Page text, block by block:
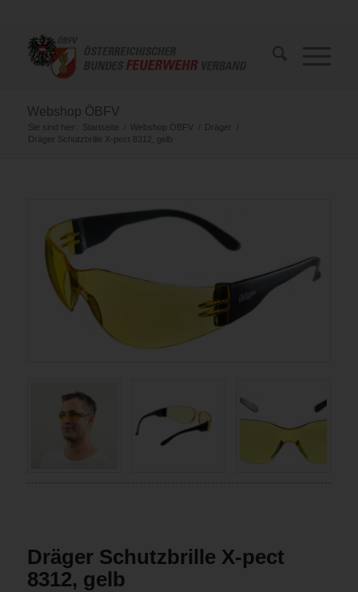
Webshop ÖBFV
Sie sind hier: Startseite / Webshop ÖBFV / Dräger
/
Dräger Schutzbrille X-pect 8312, gelb
Dräger Schutzbrille X-pect
8312, gelb